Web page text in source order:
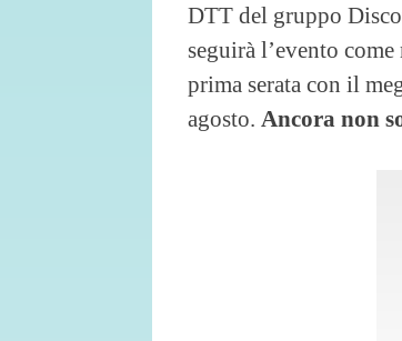
DTT del gruppo
seguirà l’evento
prima serata con il
agosto. Ancora non